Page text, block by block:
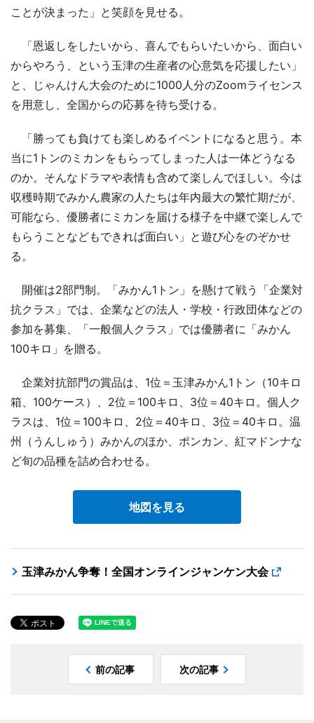
ことが決まった」と笑顔を見せる。
「恩返しをしたいから、喜んでもらいたいから、面白い
からやろう、という玉津の生産者の心意気を応援したい」
と、じゃんけん大会のために1000人分のZoomライセンス
を用意し、全国からの応募を待ち受ける。
「勝っても負けても楽しめるイベントになると思う。本
当に1トンのミカンをもらってしまった人は一体どうなる
のか。そんなドラマや表情も含めて楽しんでほしい。今は
収穫時期でみかん農家の人たちは年内最大の繁忙期だが、
可能なら、優勝者にミカンを届ける様子を中継で楽しんで
もらうことなどもできれば面白い」と遊び心をのぞかせ
る。
開催は2部門制。「みかん1トン」を懸けて戦う「企業対
抗クラス」では、企業などの法人・学校・行政団体などの
参加を募集、「一般個人クラス」では優勝者に「みかん
100キロ」を贈る。
企業対抗部門の賞品は、1位＝玉津みかん1トン（10キロ
箱、100ケース）、2位＝100キロ、3位＝40キロ。個人ク
ラスは、1位＝100キロ、2位＝40キロ、3位＝40キロ。温
州（うんしゅう）みかんのほか、ポンカン、紅マドンナな
ど旬の品種を詰め合わせる。
地図を見る
玉津みかん争奪！全国オンラインジャンケン大会
前の記事 次の記事